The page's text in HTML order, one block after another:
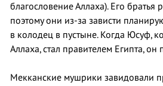
благословение Аллаха). Его братья
поэтому они из-за зависти
в колодец в пустыне. Когда Юсуф,
Аллаха, стал правителем Египта, он
Мекканские мушрики завидовали